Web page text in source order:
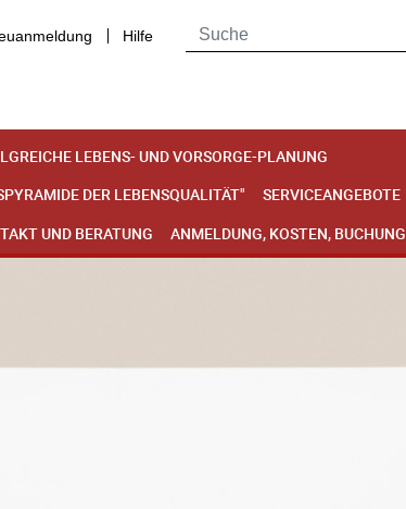
Hilfe
LEBENS- UND VORSORGE-PLANUNG
DER LEBENSQUALITÄT"
SERVICEANGEBOTE
UND BERATUNG ANMELDUNG, KOSTEN, BUCHUNG